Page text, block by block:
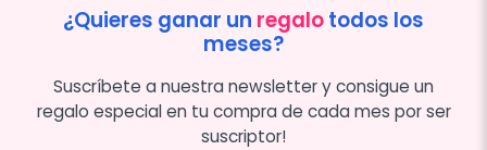
¿Quieres ganar un regalotodos los
meses?
Suscríbete a nuestra newsletter y consigue un
regalo especial en tu compra de cada mes por ser
suscriptor!